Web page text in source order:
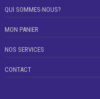
QUI SOMMES-NOUS?
MON PANIER
NOS SERVICES
CONTACT